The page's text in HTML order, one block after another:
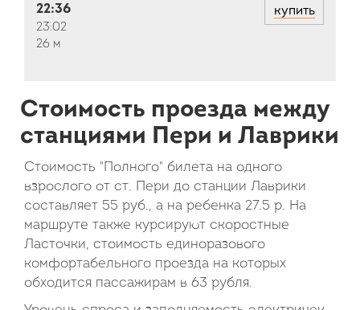
22:36
23:02
26 м
купить
Стоимость проезда между
станциями Пери и Лаврики
Стоимость "Полного" билета на одного
взрослого от ст. Пери до станции Лаврики
составляет 55 руб., а на ребенка 27.5 р. На
маршруте также курсируют скоростные
Ласточки, стоимость единоразового
комфортабельного проезда на которых
обходится пассажирам в 63 рубля.